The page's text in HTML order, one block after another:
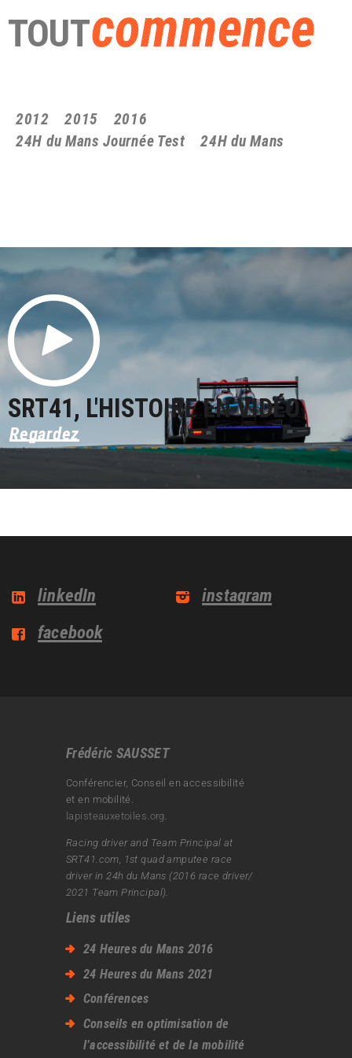
TOUTcommence
2012 2015
2016
24H du Mans Journée Test
24H du Mans
SRT41, L'HISTOIRE EN VIDÉO
Regardez
linkedIn
instagram
facebook
Frédéric SAUSSET
Conférencier, Conseil en accessibilité
et en mobilité.
lapisteauxetoiles.org
Racing driver and Team Principal at
SRT41.com, 1st quad amputee race
driver in 24h du Mans (2016 race driver/
2021 Team Principal).
Liens utiles
24 Heures du Mans 2016
24 Heures du Mans 2021
Conférences
Conseils en optimisation de
l’accessibilité et de la mobilité